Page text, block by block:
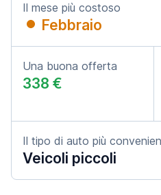
Il mese più costoso
Febbraio
Una buona offerta
338 €
Il tipo di auto più
Veicoli piccoli